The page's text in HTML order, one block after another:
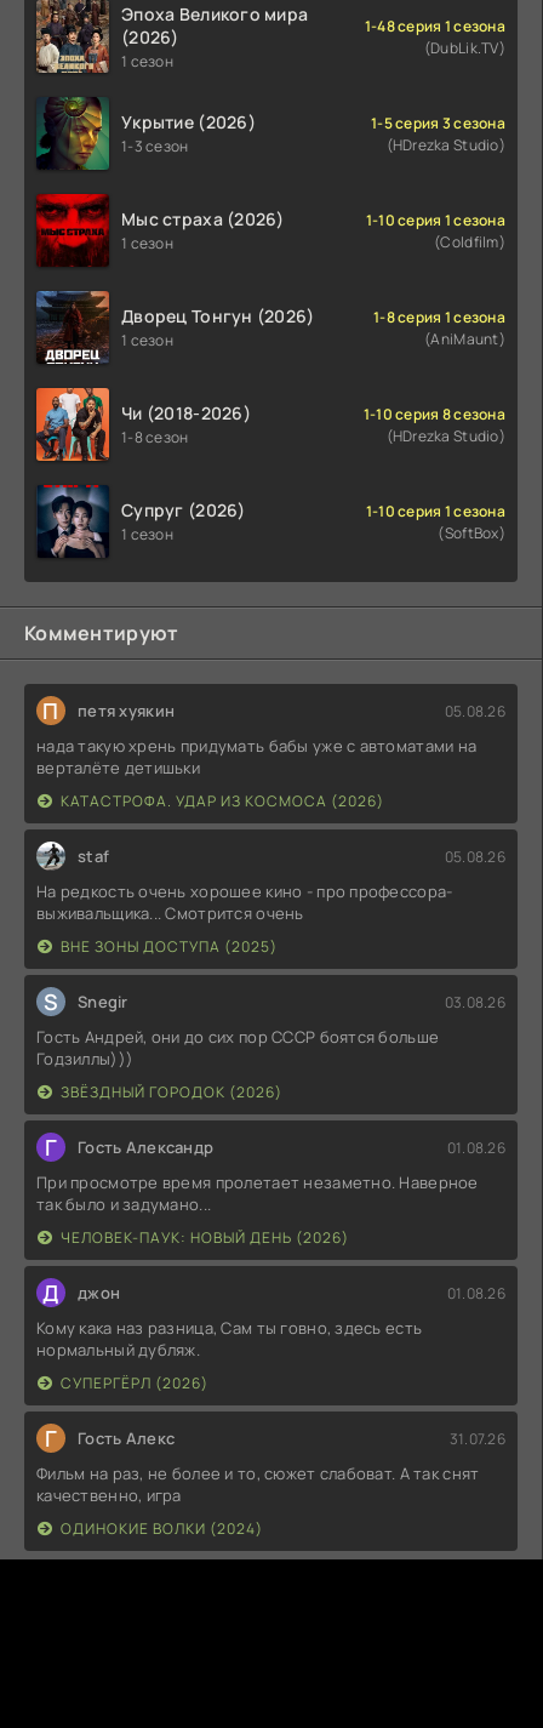
Эпоха Великого мира
(2026)
1 сезон
1-48 серия 1 сезона
(DubLik.TV)
Укрытие (2026)
1-3 сезон
1-5 серия 3 сезона
(HDrezka Studio)
Мыс страха (2026)
1 сезон
1-10 серия 1 сезона
(Coldfilm)
Дворец Тонгун (2026)
1 сезон
1-8 серия 1 сезона
(AniMaunt)
Чи (2018-2026)
1-8 сезон
1-10 серия 8 сезона
(HDrezka Studio)
Супруг (2026)
1 сезон
1-10 серия 1 сезона
(SoftBox)
Комментируют
П петя хуякин 05.08.26
нада такую хрень придумать бабы уже с автоматами на
верталёте детишьки
КАТАСТРОФА. УДАР ИЗ КОСМОСА (2026)
staf 05.08.26
На редкость очень хорошее кино - про профессора-
выживальщика... Смотрится очень
ВНЕ ЗОНЫ ДОСТУПА (2025)
S Snegir 03.08.26
Гость Андрей, они до сих пор СССР боятся больше
Годзиллы)))
ЗВЁЗДНЫЙ ГОРОДОК (2026)
Г Гость Александр 01.08.26
При просмотре время пролетает незаметно. Наверное
так было и задумано...
ЧЕЛОВЕК-ПАУК: НОВЫЙ ДЕНЬ (2026)
Д джон 01.08.26
Кому кака наз разница, Сам ты говно, здесь есть
нормальный дубляж.
СУПЕРГЁРЛ (2026)
Г Гость Алекс 31.07.26
Фильм на раз, не более и то, сюжет слабоват. А так снят
качественно, игра
ОДИНОКИЕ ВОЛКИ (2024)